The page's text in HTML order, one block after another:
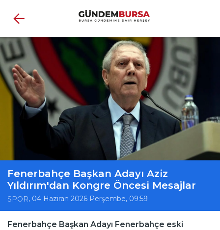
Fenerbahçe Başkan Adayı Aziz
Yıldırım'dan Kongre Öncesi Mesajlar
SPOR, 04 Haziran 2026 Perşembe, 09:59
Fenerbahçe Başkan Adayı Fenerbahçe eski